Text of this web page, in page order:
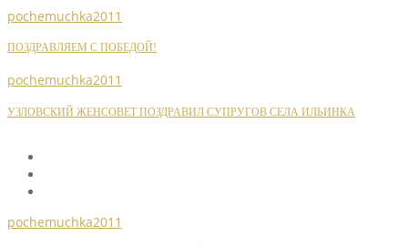
pochemuchka2011
ПОЗДРАВЛЯЕМ С ПОБЕДОЙ!
pochemuchka2011
УЗЛОВСКИЙ ЖЕНСОВЕТ ПОЗДРАВИЛ СУПРУГОВ СЕЛА ИЛЬИНКА
pochemuchka2011